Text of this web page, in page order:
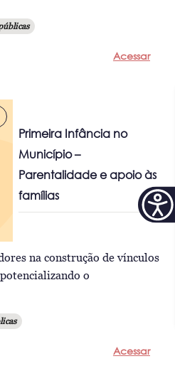
Acessar
Primeira Infância no
Município –
Parentalidade e apoio às
famílias
na construção de vínculos
o
Acessar